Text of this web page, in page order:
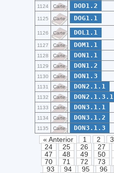
1124 Carte DOD1.2
1125 Carte DOG1.1
1126 Carte DOL1.1
1127 Carte DOM1.1
1128 Carte DON1.1
1129 Carte DON1.2
1130 Carte DON1.3
1131 Carte DON2.1.1
1132 Carte DON2.1.3.1
1133 Carte DON3.1.1
1134 Carte DON3.1.2
1135 Carte DON3.1.3
« Anterior 1 2 3
24
25 26 27
47
48 49 50
70
71 72 73
93
94 95 96